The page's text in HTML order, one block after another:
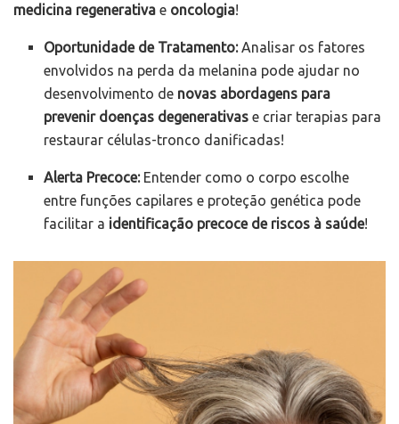
medicina regenerativa e oncologia!
Oportunidade de Tratamento:Analisar os fatores
envolvidos na perda da melanina pode ajudar no
desenvolvimento de novas abordagens para
prevenir doenças degenerativas e criar terapias para
restaurar células-tronco danificadas!
Alerta Precoce:Entender como o corpo escolhe
entre funções capilares e proteção genética pode
facilitar a identificação precoce de riscos à saúde!